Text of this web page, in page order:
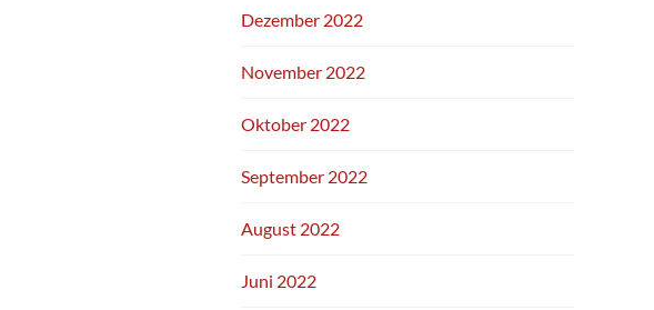
Dezember 2022
November 2022
Oktober 2022
September 2022
August 2022
Juni 2022